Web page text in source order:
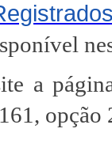
a
opção